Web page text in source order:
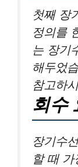
첫째 장
정의를
는 장기
해두었
참고하
회수
장기수
할 때